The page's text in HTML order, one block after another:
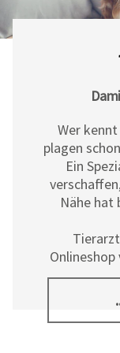
Wer
plagen
Ein
Nähe hat
sowie
Katzen und